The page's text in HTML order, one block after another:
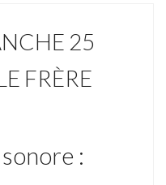
25
FRÈRE
: